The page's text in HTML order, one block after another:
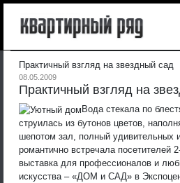
Практичный взгляд на звездный сад
08.05.2009
Практичный взгляд на
Вода стекала по
струилась из бутонов цветов,
шепотом зал, полный удивительных
романтично встречала посетителей
выставка для профессионалов и
искусства – «ДОМ и САД» в